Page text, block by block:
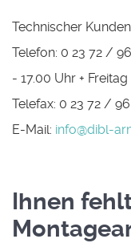
Technischer
Telefon: 0 23 72 /
- 17.00 Uhr +
Telefax: 0 23 72 /
E-Mail: info@dibl-
Ihnen